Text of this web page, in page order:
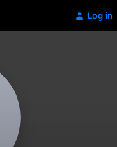
Log in